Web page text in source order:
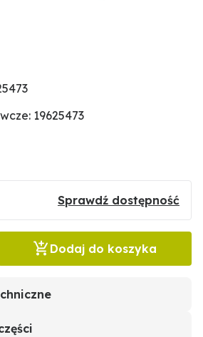
19625473
Sprawdź dostępność
Dodaj do koszyka